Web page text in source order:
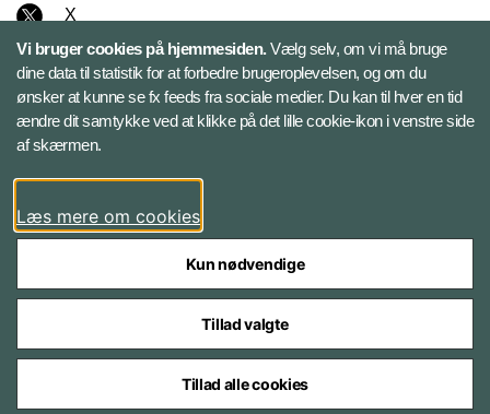
X
Instagram
Bluesky
LinkedIn
Styrelser og myndigheder under Forsvarsministeriet
Vi bruger cookies på hjemmesiden.Vælg selv, om vi må bruge
dine data til statistik for at forbedre brugeroplevelsen, og om du
ønsker at kunne se fx feeds fra sociale medier. Du kan til hver en tid
ændre dit samtykke ved at klikke på det lille cookie-ikon i venstre side
af skærmen.
Læs mere om cookies
Kun nødvendige
Tillad valgte
Tillad alle cookies